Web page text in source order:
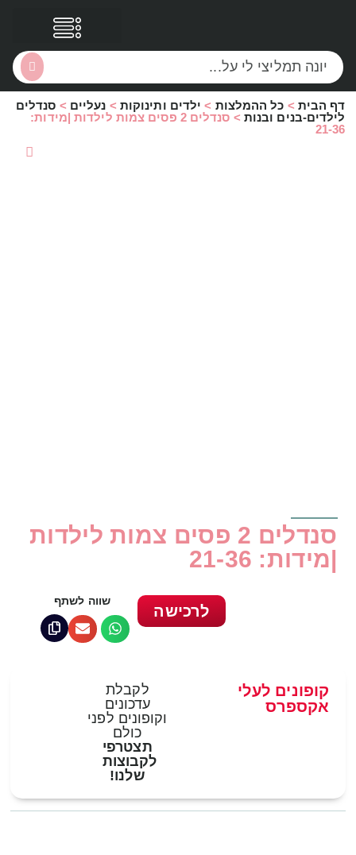
דף הבית > כל ההמלצות > ילדים ותינוקות > נעליים > סנדלים
לילדים-בנים ובנות >
סנדלים 2 פסים צמות לילדות |מידות:
21-36
סנדלים 2 פסים צמות לילדות
|מידות: 21-36
שווה לשתף
לרכישה
לקבלת
עדכונים
וקופונים לפני
כולם
תצטרפי
לקבוצות
שלנו!
קופונים לעלי
אקספרס